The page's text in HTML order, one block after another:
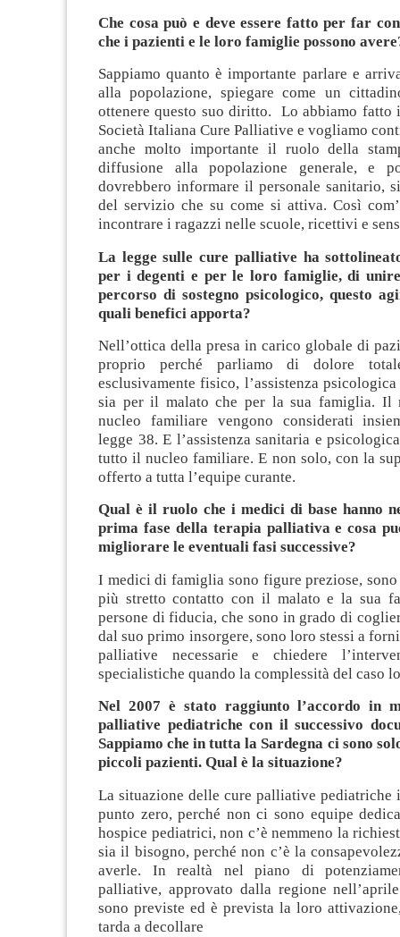
Che cosa può e deve essere fatto per far
che i pazienti e le loro famiglie possono
Sappiamo quanto è importante parlare e
alla popolazione, spiegare come un
ottenere questo suo diritto. Lo abbiamo fatto
Società Italiana Cure Palliative e vogliamo
anche molto importante il ruolo della
diffusione alla popolazione generale, e
dovrebbero informare il personale sanitario,
del servizio che su come si attiva. Così
incontrare i ragazzi nelle scuole, ricettivi e
La legge sulle cure palliative ha
per i degenti e per le loro famiglie, di
percorso di sostegno psicologico, questo
quali benefici apporta?
Nell’ottica della presa in carico globale di
proprio perché parliamo di dolore
esclusivamente fisico, l’assistenza
sia per il malato che per la sua famiglia. Il
nucleo familiare vengono considerati
legge 38. E l’assistenza sanitaria e
tutto il nucleo familiare. E non solo, con la
offerto a tutta l’equipe curante.
Qual è il ruolo che i medici di base hanno
prima fase della terapia palliativa e cosa
migliorare le eventuali fasi successive?
I medici di famiglia sono figure preziose,
più stretto contatto con il malato e la sua
persone di fiducia, che sono in grado di
dal suo primo insorgere, sono loro stessi a
palliative necessarie e chiedere
specialistiche quando la complessità del caso
Nel 2007 è stato raggiunto l’accordo in
palliative pediatriche con il successivo
Sappiamo che in tutta la Sardegna ci sono
piccoli pazienti. Qual è la situazione?
La situazione delle cure palliative pediatriche
punto zero, perché non ci sono equipe
hospice pediatrici, non c’è nemmeno la
sia il bisogno, perché non c’è la
averle. In realtà nel piano di
palliative, approvato dalla regione
sono previste ed è prevista la loro
tarda a decollare